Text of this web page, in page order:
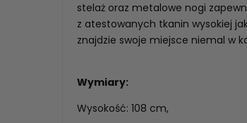
stelaż oraz metalowe nogi
z atestowanych tkanin wysokiej
znajdzie swoje miejsce niemal w
Wymiary:
Wysokość: 108 cm,